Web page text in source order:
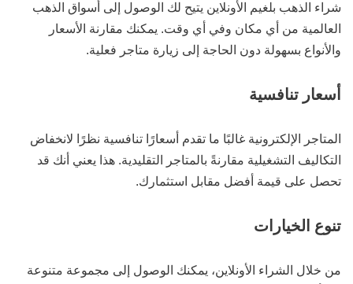
شراء الذهب بلغيم الأونلاين يتيح لك الوصول إلى أسواق الذهب
العالمية من أي مكان وفي أي وقت. يمكنك مقارنة الأسعار
والأنواع بسهولة دون الحاجة إلى زيارة متاجر فعلية.
أسعار تنافسية
المتاجر الإلكترونية غالبًا ما تقدم أسعارًا تنافسية نظرًا لانخفاض
التكاليف التشغيلية مقارنةً بالمتاجر التقليدية. هذا يعني أنك قد
تحصل على قيمة أفضل مقابل استثمارك.
تنوع الخيارات
من خلال الشراء الأونلاين، يمكنك الوصول إلى مجموعة متنوعة